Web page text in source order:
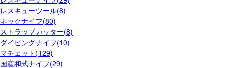
レスキューツール(8)
ネックナイフ(80)
ストラップカッター(8)
ダイビングナイフ(10)
マチェット(129)
国産和式ナイフ(29)